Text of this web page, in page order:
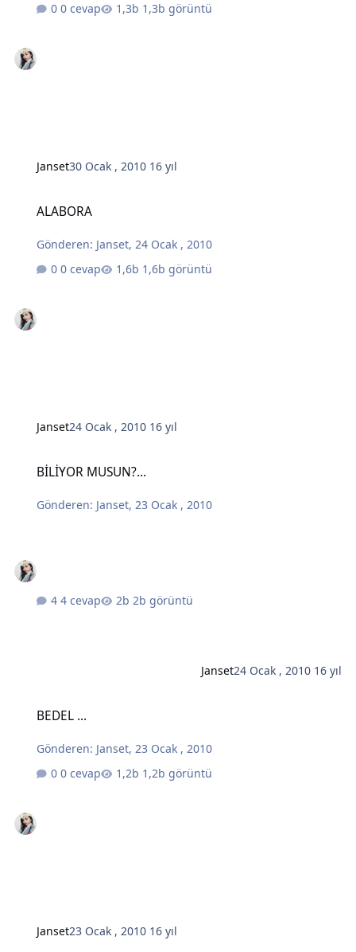
0 cevap
1,3b görüntü
Janset30 Ocak , 2010 16 yıl
ALABORA
Gönderen: Janset,24 Ocak , 2010
0 cevap
1,6b görüntü
Janset24 Ocak , 2010 16 yıl
BİLİYOR MUSUN?...
Gönderen: Janset, 23 Ocak , 2010
4 cevap 2b görüntü
Janset24 Ocak , 2010 16 yıl
BEDEL ...
Gönderen: Janset, 23 Ocak , 2010
0 cevap
1,2b görüntü
Janset23 Ocak , 2010 16 yıl